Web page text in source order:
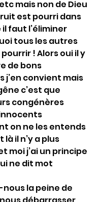
mais non de Dieu
est pourri dans
faut l’éliminer
tous les autres
! Alors oui il y
de bons
j’en convient mais
c’est que
congénères
on ne les entends
il n’y a plus
moi j’ai un principe
ne dit mot
la peine de